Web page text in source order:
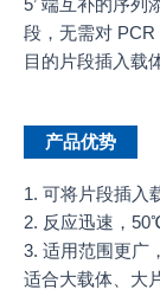
5’ 端互补的序列
段，无需对
目的片段插入载
产品优势
1. 可将片段插入
2. 反应迅速，
3. 适用范围更广
适合大载体、大